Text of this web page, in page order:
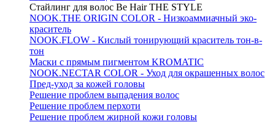
Стайлинг для волос Be Hair THE STYLE
NOOK.THE ORIGIN COLOR - Низкоаммиачный эко-
краситель
NOOK.FLOW - Кислый тонирующий краситель тон-в-
тон
Маски с прямым пигментом KROMATIC
NOOK.NECTAR COLOR - Уход для окрашенных волос
Пред-уход за кожей головы
Решение проблем выпадения волос
Решение проблем перхоти
Решение проблем жирной кожи головы